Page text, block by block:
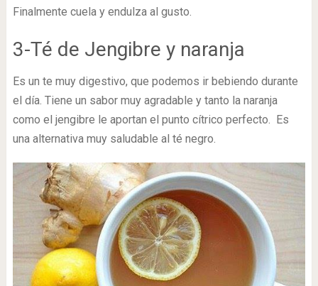
Finalmente cuela y endulza al gusto.
3-Té de Jengibre y naranja
Es un te muy digestivo, que podemos ir bebiendo durante
el día. Tiene un sabor muy agradable y tanto la naranja
como el jengibre le aportan el punto cítrico perfecto. Es
una alternativa muy saludable al té negro.